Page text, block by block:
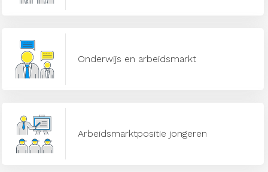
Onderwijs en arbeidsmarkt
Arbeidsmarktpositie jongeren